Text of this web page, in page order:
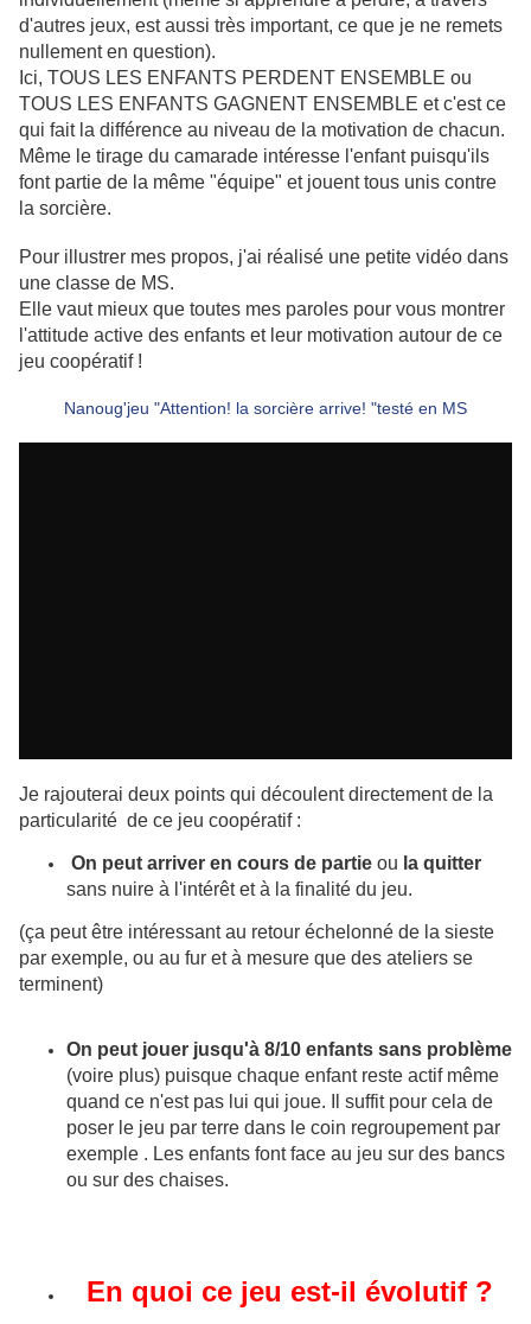
d'autres jeux, est aussi très important, ce que je ne remets
nullement en question).
Ici, TOUS LES ENFANTS PERDENT ENSEMBLE ou
TOUS LES ENFANTS GAGNENT ENSEMBLE et c'est ce
qui fait la différence au niveau de la motivation de chacun.
Même le tirage du camarade intéresse l'enfant puisqu'ils
font partie de la même "équipe" et jouent tous unis contre
la sorcière.
Pour illustrer mes propos, j'ai réalisé une petite vidéo dans
une classe de MS.
Elle vaut mieux que toutes mes paroles pour vous montrer
l'attitude active des enfants et leur motivation autour de ce
jeu coopératif !
Nanoug'jeu "Attention! la sorcière arrive! "testé en MS
Je rajouterai deux points qui découlent directement de la
particularité de ce jeu coopératif :
On peut arriver en cours de partie ou la quitter
sans nuire à l'intérêt et à la finalité du jeu.
(ça peut être intéressant au retour échelonné de la sieste
par exemple, ou au fur et à mesure que des ateliers se
terminent)
On peut jouer jusqu'à 8/10 enfants sans problème
(voire plus) puisque chaque enfant reste actif même
quand ce n'est pas lui qui joue. Il suffit pour cela de
poser le jeu par terre dans le coin regroupement par
exemple . Les enfants font face au jeu sur des bancs
ou sur des chaises.
En quoi ce jeu est-il évolutif ?